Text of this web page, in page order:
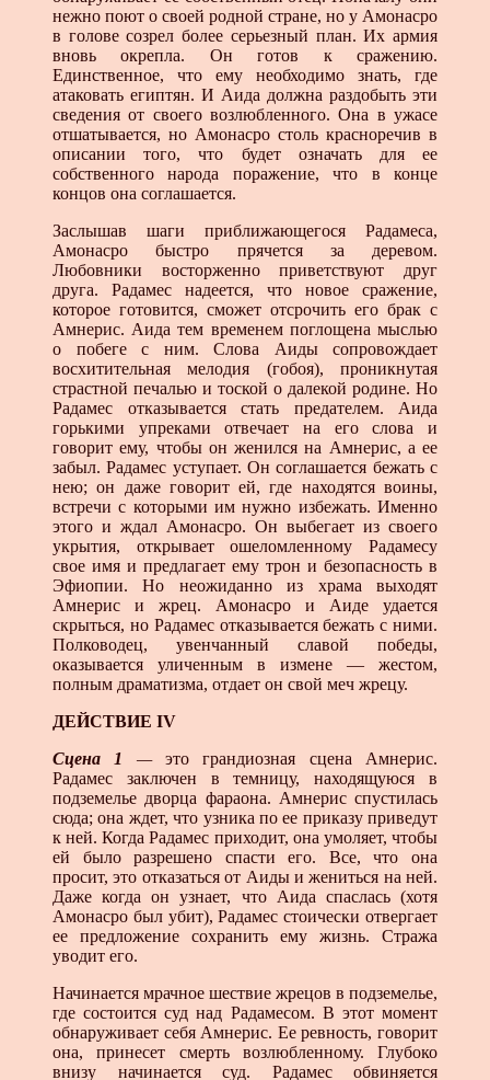
нежно поют о сво­ей родной стране, но у Амонасро
в голове созрел более серьезный план. Их армия
вновь окрепла. Он готов к сра­жению.
Единственное, что ему необходимо знать, где
атако­вать египтян. И Аида должна раздобыть эти
сведения от своего возлюбленного. Она в ужасе
отшатывается, но Амонасро столь красноречив в
описании того, что будет озна­чать для ее
собственного народа поражение, что в конце
концов она соглашается.
Заслышав шаги приближающегося Радамеса,
Амонасро быстро прячется за деревом.
Любовники восторженно при­ветствуют друг
друга. Радамес надеется, что новое сражение,
которое готовится, сможет отсрочить его брак с
Амнерис. Аида тем временем поглощена мыслью
о побеге с ним. Слова Аиды сопровождает
восхитительная мелодия (гобоя), про­никнутая
страстной печалью и тоской о далекой родине. Но
Радамес отказывается стать предателем. Аида
горькими уп­реками отвечает на его слова и
говорит ему, чтобы он женил­ся на Амнерис, а ее
забыл. Радамес уступает. Он соглашается бежать с
нею; он даже говорит ей, где находятся воины,
встречи с которыми им нужно избежать. Именно
этого и ждал Амонасро. Он выбегает из своего
укрытия, открывает ошеломленному Радамесу
свое имя и предлагает ему трон и безопасность в
Эфиопии. Но неожиданно из храма выходят
Амнерис и жрец. Амонасро и Аиде удается
скрыться, но Радамес отказывается бежать с ними.
Полководец, увенчан­ный славой победы,
оказывается уличенным в измене — жестом,
полным драматизма, отдает он свой меч жрецу.
ДЕЙСТВИЕ IV
Сцена 1 —это грандиозная сцена Амнерис.
Радамес за­ключен в темницу, находящуюся в
подземелье дворца фара­она. Амнерис спустилась
сюда; она ждет, что узника по ее приказу приведут
к ней. Когда Радамес приходит, она умо­ляет, чтобы
ей было разрешено спасти его. Все, что она
просит, это отказаться от Аиды и жениться на ней.
Даже когда он узнает, что Аида спаслась (хотя
Амонасро был убит), Радамес стоически отвергает
ее предложение сохранить ему жизнь. Стража
уводит его.
Начинается мрачное шествие жрецов в подземелье,
где состоится суд над Радамесом. В этот момент
обнаруживает себя Амнерис. Ее ревность, говорит
она, принесет смерть возлюбленному. Глубоко
внизу начинается суд. Радамес об­виняется